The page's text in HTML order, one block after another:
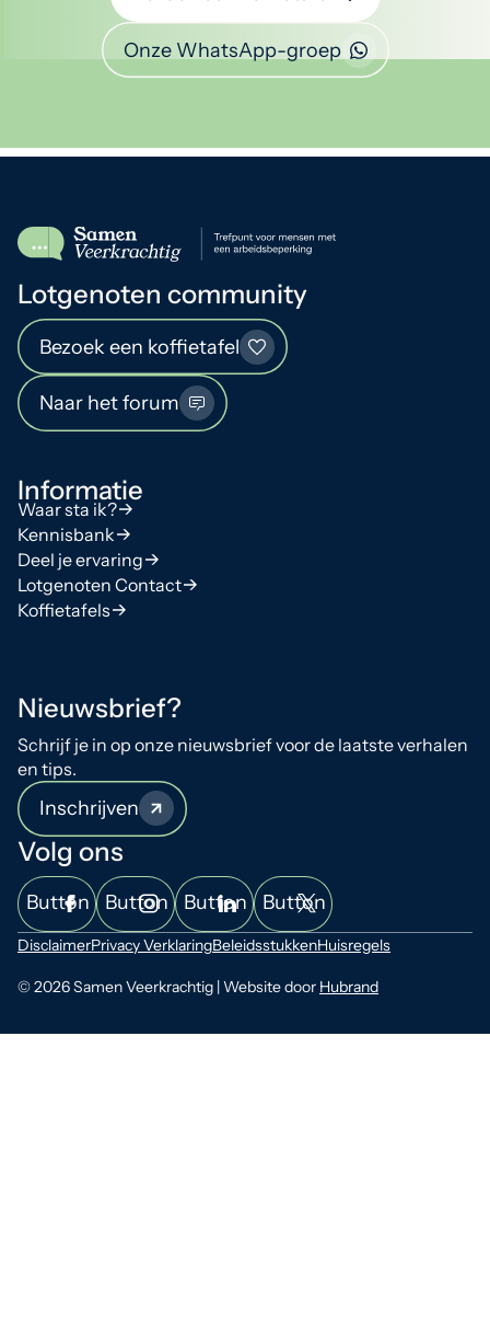
Onze WhatsApp-groep
Lotgenoten community
Bezoek een koffietafel
Naar het forum
Informatie
Waar sta ik?
Kennisbank
Deel je ervaring
Lotgenoten Contact
Koffietafels
Nieuwsbrief?
Schrijf je in op onze nieuwsbrief voor de laatste verhalen
en tips.
Inschrijven
Volg ons
Button Button Button Button
© 2026 Samen Veerkrachtig | Website door Hubrand
DisclaimerPrivacy VerklaringBeleidsstukkenHuisregels